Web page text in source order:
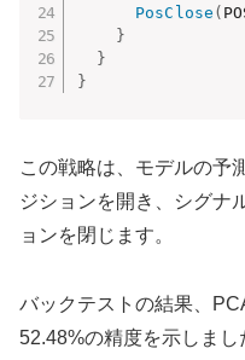
PosClose (
}
}
}
この戦略は、モデルの予
ジションを開き、シグナ
ョンを閉じます。
バックテストの結果、
52.48%の精度を示しま